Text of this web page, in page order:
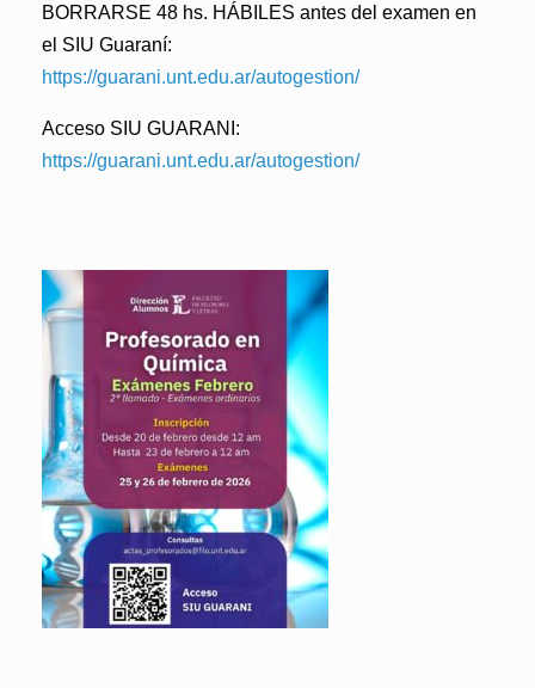
BORRARSE 48 hs. HÁBILES antes del examen en
el SIU Guaraní:
https://guarani.unt.edu.ar/autogestion/
Acceso SIU GUARANI:
https://guarani.unt.edu.ar/autogestion/